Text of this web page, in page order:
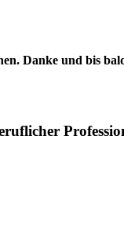
Danke und bis